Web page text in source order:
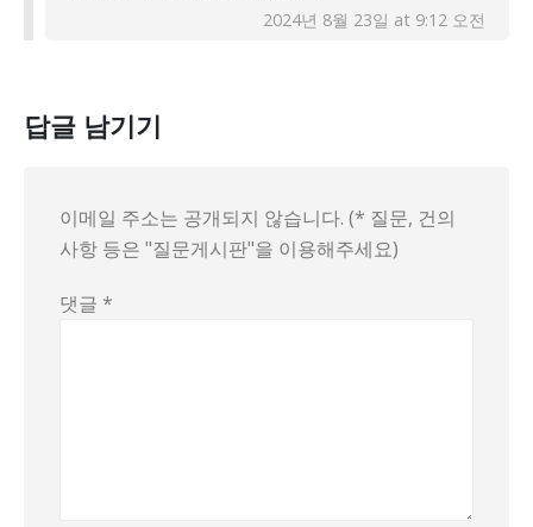
2024년 8월 23일 at 9:12 오전
답글 남기기
이메일 주소는 공개되지 않습니다. (* 질문, 건의
사항 등은 "질문게시판"을 이용해주세요)
댓글 *